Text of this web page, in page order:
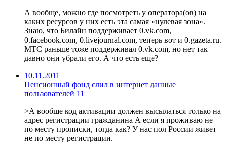
А вообще, можно где посмотреть у оператора(ов) на
каких ресурсов у них есть эта самая «нулевая зона».
Знаю, что Билайн поддерживает 0.vk.com,
0.facebook.com, 0.livejournal.com, теперь вот и 0.gazeta.ru.
МТС раньше тоже поддерживал 0.vk.com, но нет так
давно они убрали его. А что есть еще?
10.11.2011
Пенсионный фонд слил в интернет данные
пользователей 11
>А вообще код активации должен высылаться только на
адрес регистрации гражданина А если я проживаю не
по месту прописки, тогда как? У нас пол России живет
не по месту регистрации.